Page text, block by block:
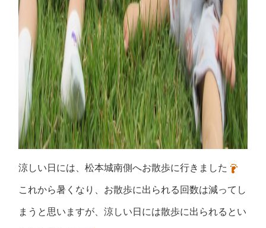
涼しい日には、松本城南側へお散歩に行きました
これから暑くなり、お散歩に出られる回数は減ってし
まうと思いますが、涼しい日には散歩に出られるとい